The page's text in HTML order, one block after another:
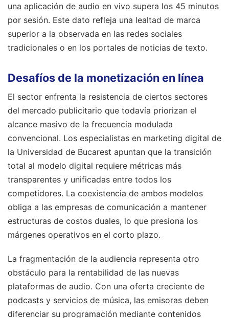
una aplicación de audio en vivo supera los 45 minutos
por sesión. Este dato refleja una lealtad de marca
superior a la observada en las redes sociales
tradicionales o en los portales de noticias de texto.
Desafíos de la monetización en línea
El sector enfrenta la resistencia de ciertos sectores
del mercado publicitario que todavía priorizan el
alcance masivo de la frecuencia modulada
convencional. Los especialistas en marketing digital de
la Universidad de Bucarest apuntan que la transición
total al modelo digital requiere métricas más
transparentes y unificadas entre todos los
competidores. La coexistencia de ambos modelos
obliga a las empresas de comunicación a mantener
estructuras de costos duales, lo que presiona los
márgenes operativos en el corto plazo.
La fragmentación de la audiencia representa otro
obstáculo para la rentabilidad de las nuevas
plataformas de audio. Con una oferta creciente de
podcasts y servicios de música, las emisoras deben
diferenciar su programación mediante contenidos